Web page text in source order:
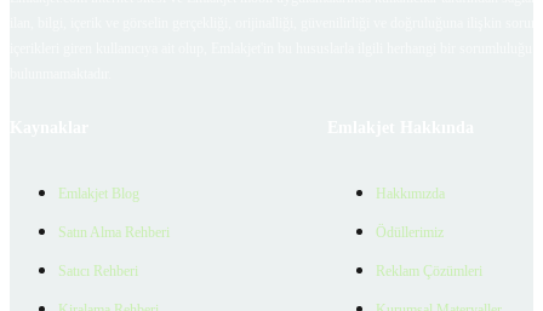
Emlakjet Blog
Satın Alma Rehberi
Satıcı Rehberi
Hakkımızda
Ödüllerimiz
Reklam Çözümleri